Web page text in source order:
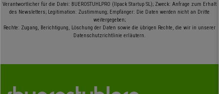
Verantwortlicher für die Datei: BUEROSTUHLPRO (Ilpack Startup SL); Zweck: Anfrage zum Erhalt
des Newsletters; Legitimation: Zustimmung; Empfänger: Die Daten werden nicht an Dritte
weitergegeben;
Rechte: Zugang, Berichtigung, Löschung der Daten sowie die übrigen Rechte, die wir in unserer
Datenschutzrichtlinie erläutern.